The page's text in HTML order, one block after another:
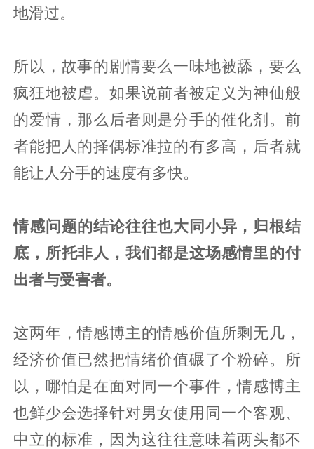
地滑过。‍‍‍‍‍‍‍‍‍‍‍‍‍‍‍‍‍‍‍‍‍‍‍‍‍‍‍‍
所以，故事的剧情要么一味地被舔，要么
疯狂地被虐。如果说前者被定义为神仙般
的爱情，那么后者则是分手的催化剂。前
者能把人的择偶标准拉的有多高，后者就
能让人分手的速度有多快。‍‍‍‍‍‍‍‍‍‍‍‍
情感问题的结论往往也大同小异，归根结
底，所托非人，我们都是这场感情里的付
出者与受害者。
这两年，情感博主的情感价值所剩无几，
经济价值已然把情绪价值碾了个粉碎。所
以，哪怕是在面对同一个事件，情感博主
也鲜少会选择针对男女使用同一个客观、
中立的标准，因为这往往意味着两头都不